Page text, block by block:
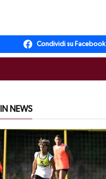
Condividi su Facebook
NEWS